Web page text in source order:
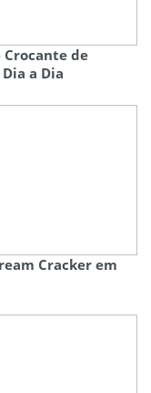
Crocante de
a Dia
Cracker em